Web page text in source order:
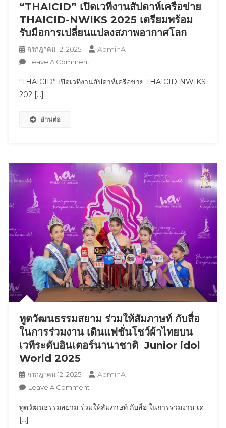
Coffee
Art
Championship
“THAICID” เปิดเวทีงานสัปดาห์เครือข่าย
THAICID-NWIKS 2025 เตรียมพร้อม
รับมือการเปลี่ยนแปลงสภาพอากาศโลก
กรกฎาคม 12, 2025 AdminA
Leave A Comment
เปิด
NWIKS
2025
เตรียม
พร้อม
รับมือ
การ
เปลี่ยนแปลง
สภาพ
อากาศ
โลก
“THAICID” เปิดเวทีงานสัปดาห์เครือข่าย THAICID-NWIKS
202 […]
อ่านต่อ
ทูตวัฒนธรรมสยาม ร่วมให้สัมภาษท์ กับสื่อ
ในการร่วมงาน เดินแฟชั่นโชว์ผ้าไทยบน
เวทีระดับอินเตอร์นานาชาติ Junior idol
World 2025
กรกฎาคม 12, 2025 AdminA
Leave A CommentOn
วัฒนธรรม
ทูตวัฒนธรรมสยาม ร่วมให้สัมภาษท์ กับสื่อ ในการร่วมงาน เด
[…]